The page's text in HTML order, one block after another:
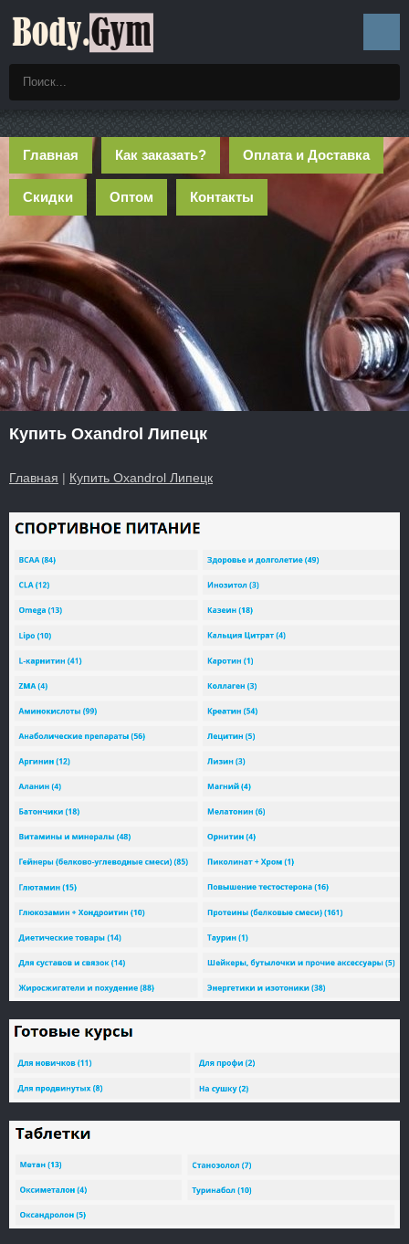
Главная Как заказать? Оплата и Доставка
Скидки Оптом Контакты
Купить Oxandrol Липецк
Главная | Купить Oxandrol Липецк